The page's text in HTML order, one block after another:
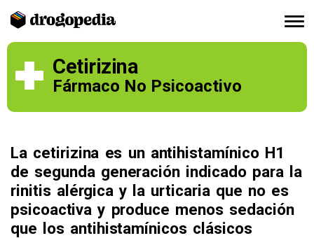
Cetirizina
Fármaco No Psicoactivo
La cetirizina es un antihistamínico H1
de segunda generación indicado para la
rinitis alérgica y la urticaria que no es
psicoactiva y produce menos sedación
que los antihistamínicos clásicos